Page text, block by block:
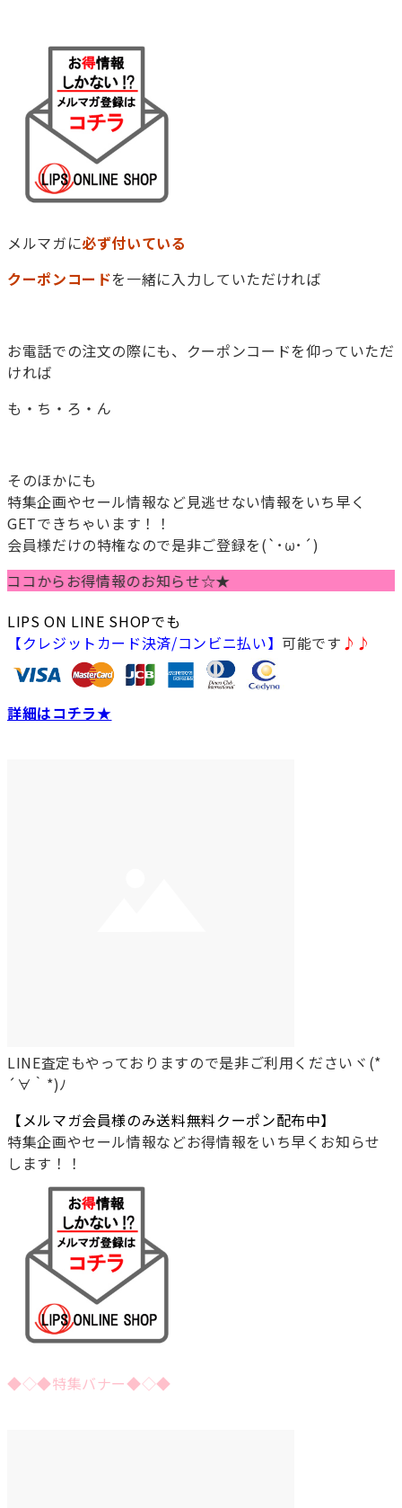
メルマガに必ず付いている
クーポンコードを一緒に入力していただければ
お電話での注文の際にも、クーポンコードを仰っていただ
ければ
も・ち・ろ・ん
そのほかにも
特集企画やセール情報など見逃せない情報をいち早く
GETできちゃいます！！
会員様だけの特権なので是非ご登録を(`･ω･´)
らお得情報のお知らせ☆★
LIPS ON LINE SHOPでも
【クレジットカード決済/コンビニ払い】 可能です ♪♪
詳細はコチラ★
LINE査定もやっておりますので是非ご利用くださいヾ(*
´∀｀*)ﾉ
【メルマガ会員様のみ送料無料クーポン配布中】
特集企画やセール情報などお得情報をいち早くお知らせ
します！！
◆◇◆特集バナー◆◇◆